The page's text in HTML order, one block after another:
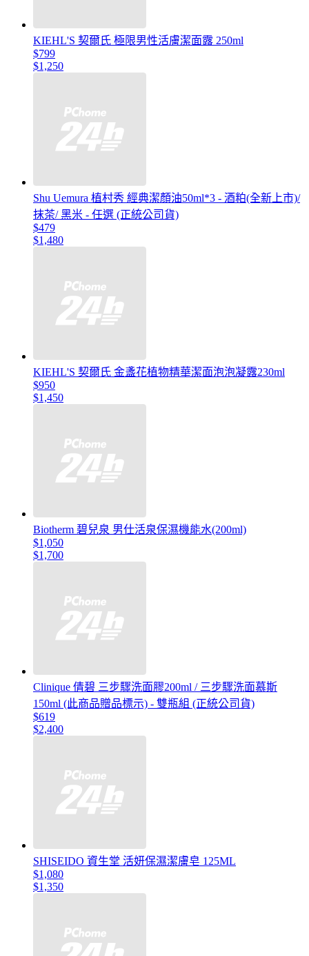
KIEHL'S 契爾氏 極限男性活膚潔面露 250ml
$799
$1,250
Shu Uemura 植村秀 經典潔顏油50ml*3 - 酒粕(全新上市)/
抹茶/ 黑米 - 任選 (正統公司貨)
$479
$1,480
KIEHL'S 契爾氏 金盞花植物精華潔面泡泡凝露230ml
$950
$1,450
Biotherm 碧兒泉 男仕活泉保濕機能水(200ml)
$1,050
$1,700
Clinique 倩碧 三步驟洗面膠200ml / 三步驟洗面慕斯
150ml (此商品贈品標示) - 雙瓶組 (正統公司貨)
$619
$2,400
SHISEIDO 資生堂 活妍保濕潔膚皂 125ML
$1,080
$1,350